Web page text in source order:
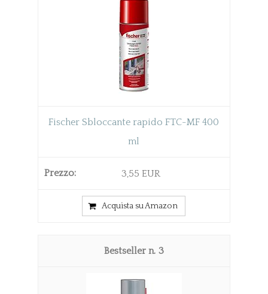
Fischer Sbloccante rapido FTC-MF 400
ml
3,55 EUR
Acquista su Amazon
3